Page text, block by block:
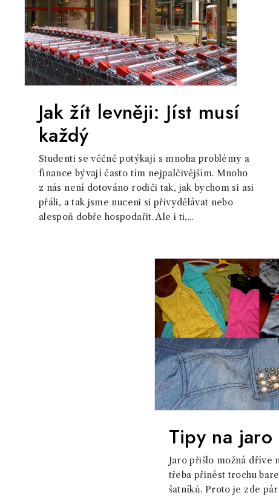
Jak žít levněji: Jíst musí
každý
Studenti se věčně potýkají s mnoha problémy a
finance bývají často tím nejpalčivějším. Mnoho
z nás není dotováno rodiči tak, jak bychom si asi
přáli, a tak jsme nuceni si přivydělávat nebo
alespoň dobře hospodařit. Ale i ti,...
Tipy na jaro
Jaro přišlo možná dříve
třeba přinést trochu
šatníků. Proto je zde